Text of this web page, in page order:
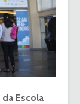
da Escola